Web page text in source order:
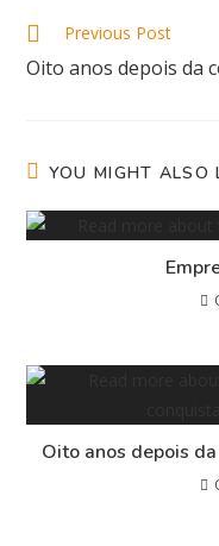
Previous Post
Oito anos depois da
YOU MIGHT ALSO
Oito anos depois